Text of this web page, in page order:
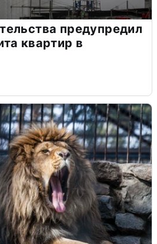
предупредил
квартир в